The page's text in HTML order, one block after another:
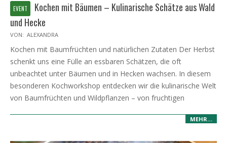
Kochen mit Bäumen – Kulinarische Schätze aus Wald
und Hecke
2026-
03-
06
VON: ALEXANDRA
Kochen mit Baumfrüchten und natürlichen Zutaten Der Herbst
schenkt uns eine Fülle an essbaren Schätzen, die oft
unbeachtet unter Bäumen und in Hecken wachsen. In diesem
besonderen Kochworkshop entdecken wir die kulinarische Welt
von Baumfrüchten und Wildpflanzen – von fruchtigen
MEHR…